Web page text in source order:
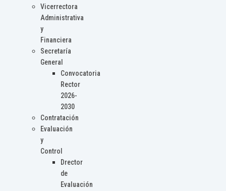
Vicerrectora
Administrativa
y
Financiera
Secretaría
General
Convocatoria
Rector
2026-
2030
Contratación
Evaluación
y
Control
Drector
de
Evaluación